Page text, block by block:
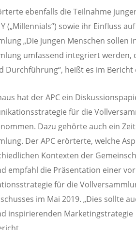
ebenfalls die Teilnahme
(„Millennials“) sowie ihr Einfluss
„Die jungen Menschen sollen
umfassend integriert werden,
Durchführung“, heißt es im Bericht
hat der APC ein
für die
Dazu gehörte auch ein
Der APC erörterte, welche
Kontexten der
empfahl die Präsentation einer
für die
im Mai 2019. „Dies sollte
inspirierenden